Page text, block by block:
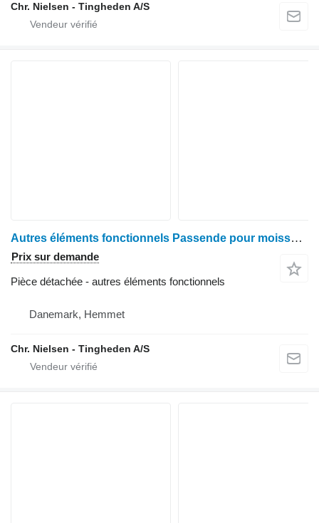
Chr. Nielsen - Tingheden A/S
Autres éléments fonctionnels Passende pour moissonneuse-batteuse John Deere 1085
Prix sur demande
Pièce détachée - autres éléments fonctionnels
Danemark, Hemmet
Chr. Nielsen - Tingheden A/S